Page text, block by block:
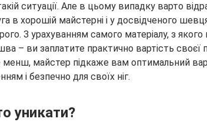
ситуації. Але в цьому випадку варто
в хорошій майстерні і у досвідченого
З урахуванням самого матеріалу, з
– ви заплатите практично вартість своєї
майстер підкаже вам оптимальний
і безпечно для своїх ніг.
уникати?